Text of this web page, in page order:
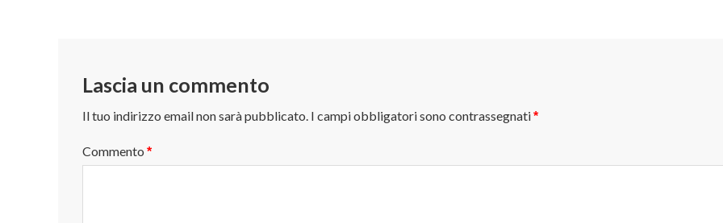
Lascia un commento
Il tuo indirizzo email non sarà pubblicato. I campi obbligatori sono contrassegnati*
Commento *